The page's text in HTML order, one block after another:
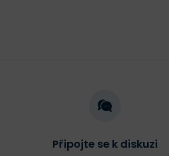
Připojte se k diskuzi